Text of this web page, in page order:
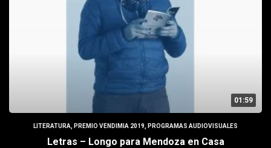
01:59
LITERATURA PREMIO VENDIMIA 2019 PROGRAMAS AUDIOVISUALES
Letras – Longo para Mendoza en Casa